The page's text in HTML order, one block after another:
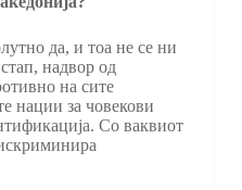
да, и тоа не се ни
надвор од
на сите
нации за човекови
Со ваквиот